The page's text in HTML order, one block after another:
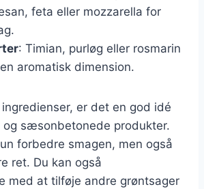
feta eller mozzarella for
: Timian, purløg eller rosmarin
aromatisk dimension.
er det en god idé
og sæsonbetonede produkter.
forbedre smagen, men også
ret. Du kan også
med at tilføje andre grøntsager